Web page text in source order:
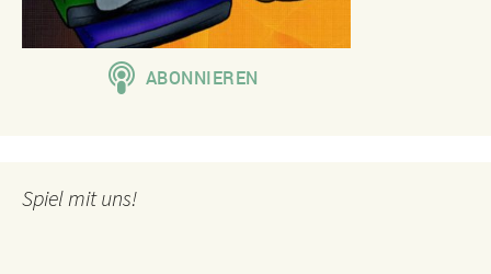
Spiel mit uns!